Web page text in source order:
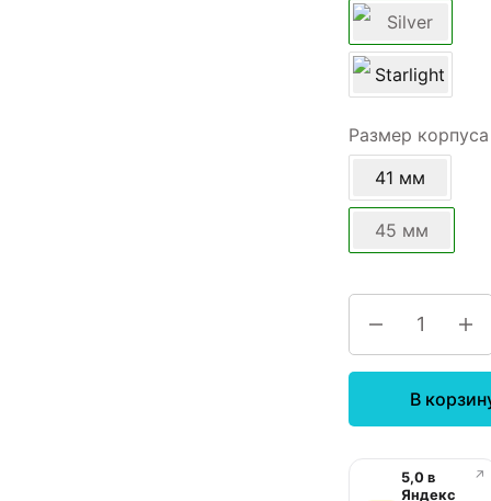
Размер корпуса
41 мм
45 мм
В
5,0 в
Яндекс
↗